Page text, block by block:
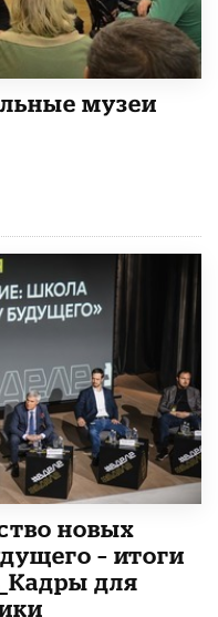
музеи
новых
– итоги
для